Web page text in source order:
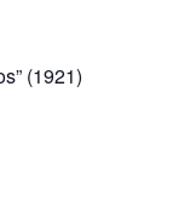
(1921)